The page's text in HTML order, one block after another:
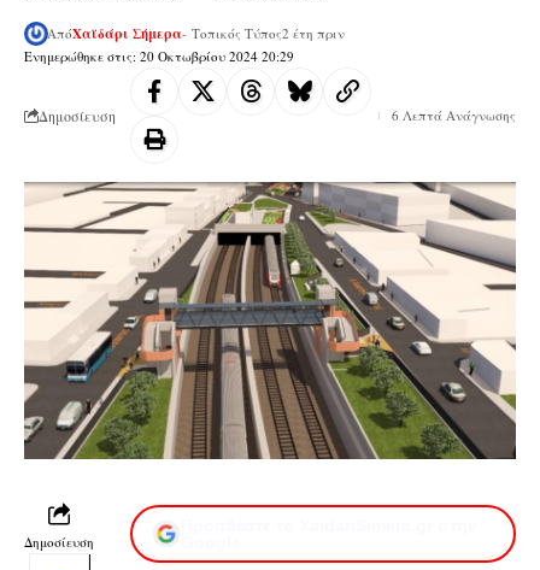
Ενημερώθηκε στις: 20 Οκτωβρίου 2024 20:29
ΑπόΧαϊδάρι Σήμερα- Τοπικός Τύπος2 έτη πριν
Δημοσίευση 6 Λεπτά Ανάγνωσης
Δημοσίευση